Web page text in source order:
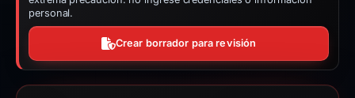
personal.
Crear borrador para revisión